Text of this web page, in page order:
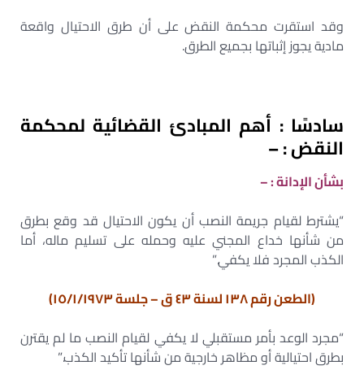
وقد استقرت محكمة النقض على أن طرق الاحتيال واقعة
مادية يجوز إثباتها بجميع الطرق.
سادسًا : أهم المبادئ القضائية لمحكمة
النقض : –
بشأن الإدانة : –
“يشترط لقيام جريمة النصب أن يكون الاحتيال قد وقع بطرق
من شأنها خداع المجني عليه وحمله على تسليم ماله، أما
الكذب المجرد فلا يكفي.”
(الطعن رقم ١٣٨ لسنة ٤٣ ق – جلسة ١٥/١/١٩٧٣)
“مجرد الوعد بأمر مستقبلي لا يكفي لقيام النصب ما لم يقترن
بطرق احتيالية أو مظاهر خارجية من شأنها تأكيد الكذب.”